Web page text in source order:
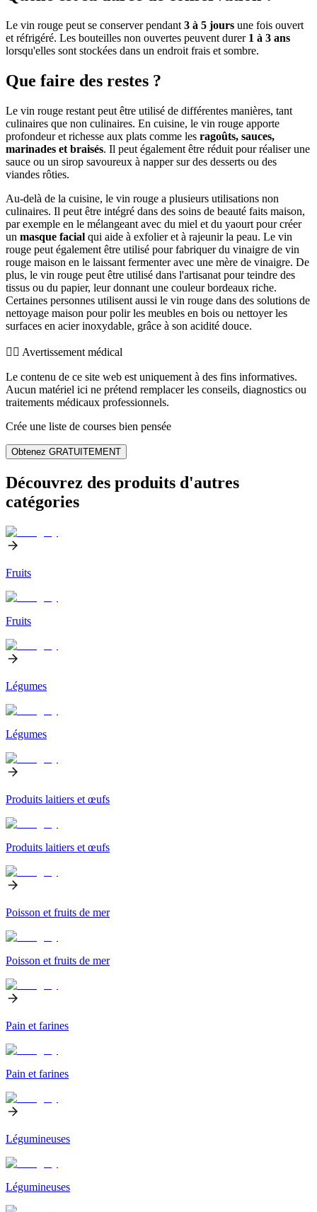
Le vin rouge peut se conserver pendant 3 à 5 jours une fois ouvert
et réfrigéré. Les bouteilles non ouvertes peuvent durer 1 à 3 ans
lorsqu'elles sont stockées dans un endroit frais et sombre.
Que faire des restes ?
Le vin rouge restant peut être utilisé de différentes manières, tant
culinaires que non culinaires. En cuisine, le vin rouge apporte
profondeur et richesse aux plats comme les ragoûts, sauces,
marinades et braisés. Il peut également être réduit pour réaliser une
sauce ou un sirop savoureux à napper sur des desserts ou des
viandes rôties.
Au-delà de la cuisine, le vin rouge a plusieurs utilisations non
culinaires. Il peut être intégré dans des soins de beauté faits maison,
par exemple en le mélangeant avec du miel et du yaourt pour créer
un masque facial qui aide à exfolier et à rajeunir la peau. Le vin
rouge peut également être utilisé pour fabriquer du vinaigre de vin
rouge maison en le laissant fermenter avec une mère de vinaigre. De
plus, le vin rouge peut être utilisé dans l'artisanat pour teindre des
tissus ou du papier, leur donnant une couleur bordeaux riche.
Certaines personnes utilisent aussi le vin rouge dans des solutions de
nettoyage maison pour polir les meubles en bois ou nettoyer les
surfaces en acier inoxydable, grâce à son acidité douce.
👨‍⚕️️ Avertissement médical
Le contenu de ce site web est uniquement à des fins informatives.
Aucun matériel ici ne prétend remplacer les conseils, diagnostics ou
traitements médicaux professionnels.
Crée une liste de courses bien pensée
Obtenez GRATUITEMENT
Découvrez des produits d'autres
catégories
Fruits
Fruits
Légumes
Légumes
Produits laitiers et œufs
Produits laitiers et œufs
Poisson et fruits de mer
Poisson et fruits de mer
Pain et farines
Pain et farines
Légumineuses
Légumineuses